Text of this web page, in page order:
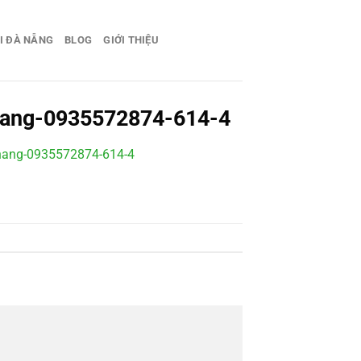
ĐÀ NẴNG BLOG GIỚI THIỆU
0935572874-614-4
0935572874-614-4